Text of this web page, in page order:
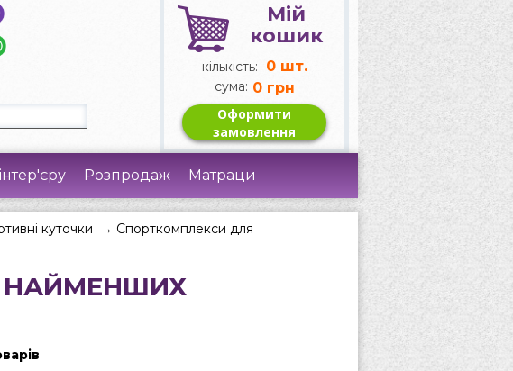
Мій
кошик
кількість: 0шт.
сума: 0 грн
Оформити
замовлення
Розпродаж Матраци
куточки → Спорткомплекси для
НАЙМЕНШИХ